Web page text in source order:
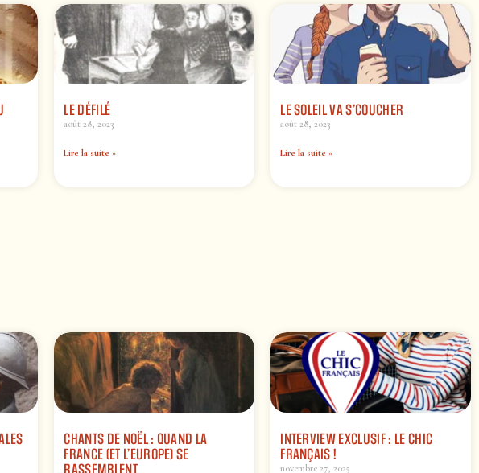
LE DÉFILÉ
août 28, 2023
Lire la suite »
LE SOLEIL VA S’COUCHER
août 28, 2023
Lire la suite »
CHANTS DE NOËL : QUAND LA
FRANCE (ET L’EUROPE) SE
RASSEMBLENT
INTERVIEW EXCLUSIF : LE CHIC
FRANÇAIS !
novembre 27, 2025